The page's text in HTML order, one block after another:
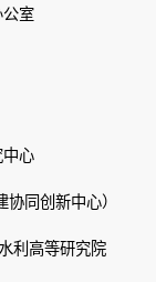
室
心
同创新中心）
利高等研究院